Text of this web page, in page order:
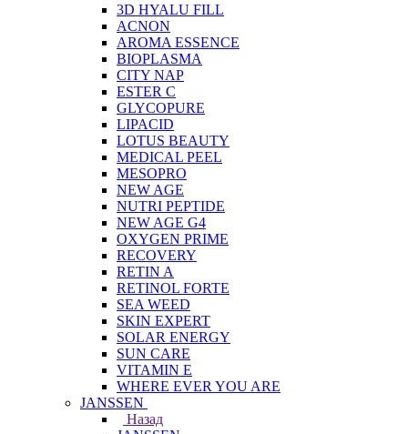
3D HYALU FILL
ACNON
AROMA ESSENCE
BIOPLASMA
CITY NAP
ESTER C
GLYCOPURE
LIPACID
LOTUS BEAUTY
MEDICAL PEEL
MESOPRO
NEW AGE
NUTRI PEPTIDE
NEW AGE G4
OXYGEN PRIME
RECOVERY
RETIN A
RETINOL FORTE
SEA WEED
SKIN EXPERT
SOLAR ENERGY
SUN CARE
VITAMIN E
WHERE EVER YOU ARE
JANSSEN
Назад